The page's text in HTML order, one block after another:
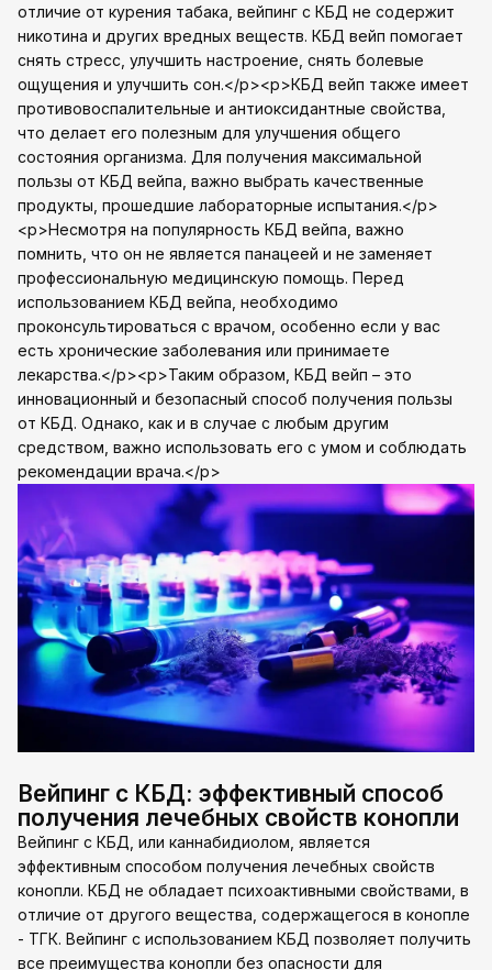
отличие от курения табака, вейпинг с КБД не содержит
никотина и других вредных веществ. КБД вейп помогает
снять стресс, улучшить настроение, снять болевые
ощущения и улучшить сон.</p><p>КБД вейп также имеет
противовоспалительные и антиоксидантные свойства,
что делает его полезным для улучшения общего
состояния организма. Для получения максимальной
пользы от КБД вейпа, важно выбрать качественные
продукты, прошедшие лабораторные испытания.</p>
<p>Несмотря на популярность КБД вейпа, важно
помнить, что он не является панацеей и не заменяет
профессиональную медицинскую помощь. Перед
использованием КБД вейпа, необходимо
проконсультироваться с врачом, особенно если у вас
есть хронические заболевания или принимаете
лекарства.</p><p>Таким образом, КБД вейп – это
инновационный и безопасный способ получения пользы
от КБД. Однако, как и в случае с любым другим
средством, важно использовать его с умом и соблюдать
рекомендации врача.</p>
Вейпинг с КБД: эффективный способ
получения лечебных свойств конопли
Вейпинг с КБД, или каннабидиолом, является
эффективным способом получения лечебных свойств
конопли. КБД не обладает психоактивными свойствами, в
отличие от другого вещества, содержащегося в конопле
- ТГК. Вейпинг с использованием КБД позволяет получить
все преимущества конопли без опасности для